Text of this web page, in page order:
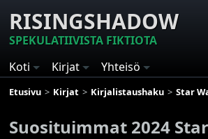
RISINGSHADOW
SPEKULATIIVISTA FIKTIOTA
Koti
Kirjat Yhteisö
Etusivu Kirjat Kirjalistaushaku Star
Suosituimmat 2024